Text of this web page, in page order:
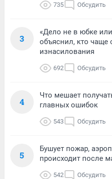
735 Обсудить
3
«Дело не в юбке
объяснил, кто чаще
изнасилования
692 Обсудить
4
Что мешает
главных ошибок
543 Обсудить
5
Бушует пожар,
происходит после
542 Обсудить